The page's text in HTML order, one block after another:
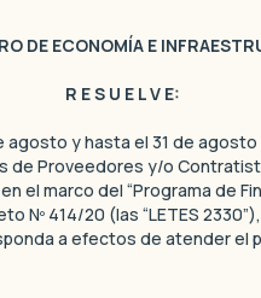
DE ECONOMÍA E
R E S U E L V E:
y hasta el 31 de
de Proveedores y/o
el marco del “Programa de
Nº 414/20 (las “LETES
a efectos de atender el